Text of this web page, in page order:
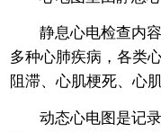
静息心电检查内
多种心肺疾病，各类
阻滞、心肌梗死、心
动态心电图是记